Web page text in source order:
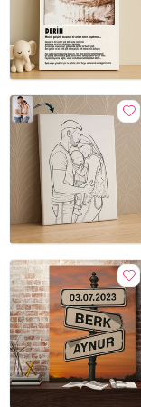
alanlarınıza zarif bir
romantik kanvas
kanvas baskı, fotoğraf
hediyesi, çiftlere özel
Ürün Kodu: